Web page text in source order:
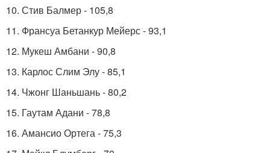
10. Стив Балмер - 105,8
11. Франсуа Бетанкур Мейерс - 93,1
12. Мукеш Амбани - 90,8
13. Карлос Слим Элу - 85,1
14. Чжонг Шаньшань - 80,2
15. Гаутам Адани - 78,8
16. Амансио Ортега - 75,3